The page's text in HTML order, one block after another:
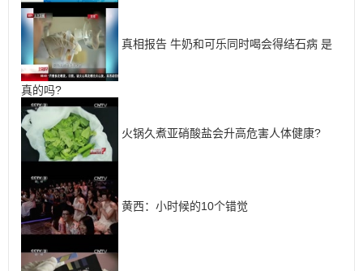
真相报告 牛奶和可乐同时喝会得结石病 是
真的吗?
火锅久煮亚硝酸盐会升高危害人体健康?
黄西：小时候的10个错觉